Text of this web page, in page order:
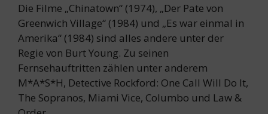
Die Filme „Chinatown“ (1974), „Der Pate von
Greenwich Village“ (1984) und „Es war einmal in
Amerika“ (1984) sind alles andere unter der
Regie von Burt Young. Zu seinen
Fernsehauftritten zählen unter anderem
M*A*S*H, Detective Rockford: One Call Will Do It,
The Sopranos, Miami Vice, Columbo und Law &